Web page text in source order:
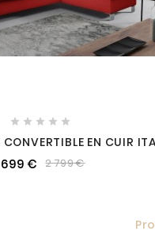
    
EN CUIR
DROIT (VU DE FACE)
699 € 2 799 €